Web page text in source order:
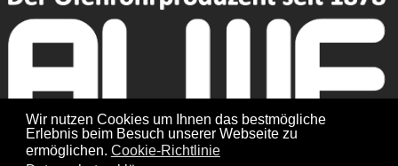
Wir nutzen Cookies um Ihnen das bestmögliche
Erlebnis beim Besuch unserer Webseite zu
ermöglichen. Cookie-Richtlinie